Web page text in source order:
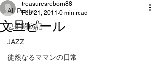
All Posts
息子闘病記
JAZZ
徒然なるママンの日常
文旦ピール
treasuresreborn88
Feb 21, 2011 0 min read